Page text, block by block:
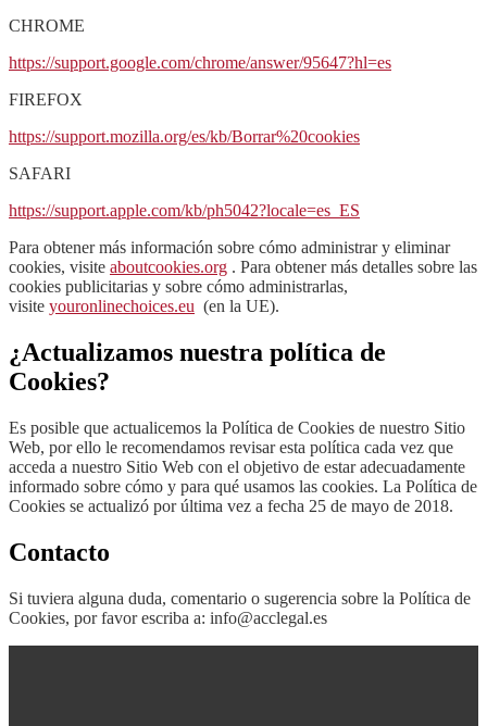
CHROME
https://support.google.com/chrome/answer/95647?hl=es
FIREFOX
https://support.mozilla.org/es/kb/Borrar%20cookies
SAFARI
https://support.apple.com/kb/ph5042?locale=es_ES
Para obtener más información sobre cómo administrar y eliminar
cookies, visite aboutcookies.org . Para obtener más detalles sobre las
cookies publicitarias y sobre cómo administrarlas,
visite youronlinechoices.eu (en la UE).
¿Actualizamos nuestra política de
Cookies?
Es posible que actualicemos la Política de Cookies de nuestro Sitio
Web, por ello le recomendamos revisar esta política cada vez que
acceda a nuestro Sitio Web con el objetivo de estar adecuadamente
informado sobre cómo y para qué usamos las cookies. La Política de
Cookies se actualizó por última vez a fecha 25 de mayo de 2018.
Contacto
Si tuviera alguna duda, comentario o sugerencia sobre la Política de
Cookies, por favor escriba a: info@acclegal.es